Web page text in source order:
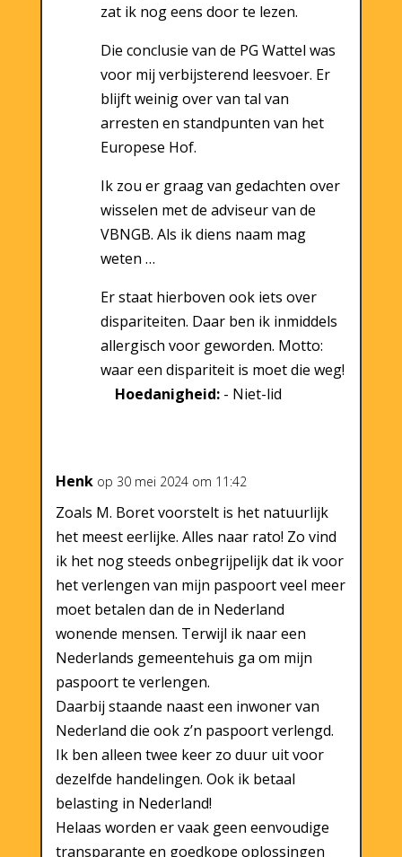
zat ik nog eens door te lezen.
Die conclusie van de PG Wattel was
voor mij verbijsterend leesvoer. Er
blijft weinig over van tal van
arresten en standpunten van het
Europese Hof.
Ik zou er graag van gedachten over
wisselen met de adviseur van de
VBNGB. Als ik diens naam mag
weten …
Er staat hierboven ook iets over
dispariteiten. Daar ben ik inmiddels
allergisch voor geworden. Motto:
waar een dispariteit is moet die weg!
Hoedanigheid:- Niet-lid
Henk op 30 mei 2024 om 11:42
Zoals M. Boret voorstelt is het natuurlijk
het meest eerlijke. Alles naar rato! Zo vind
ik het nog steeds onbegrijpelijk dat ik voor
het verlengen van mijn paspoort veel meer
moet betalen dan de in Nederland
wonende mensen. Terwijl ik naar een
Nederlands gemeentehuis ga om mijn
paspoort te verlengen.
Daarbij staande naast een inwoner van
Nederland die ook z’n paspoort verlengd.
Ik ben alleen twee keer zo duur uit voor
dezelfde handelingen. Ook ik betaal
belasting in Nederland!
Helaas worden er vaak geen eenvoudige
transparante en goedkope oplossingen